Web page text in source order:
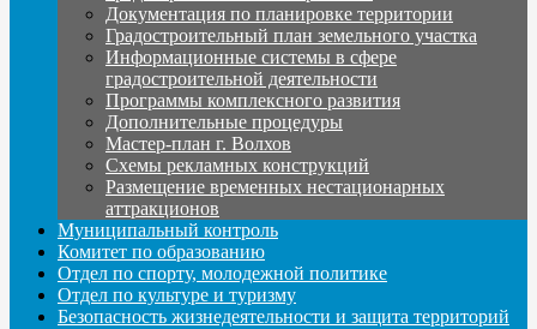
Документация по планировке территории
Градостроительный план земельного участка
Информационные системы в сфере
градостроительной деятельности
Программы комплексного развития
Дополнительные процедуры
Мастер-план г. Волхов
Схемы рекламных конструкций
Размещение временных нестационарных
аттракционов
Муниципальный контроль
Комитет по образованию
Отдел по спорту, молодежной политике
Отдел по культуре и туризму
Безопасность жизнедеятельности и защита территорий